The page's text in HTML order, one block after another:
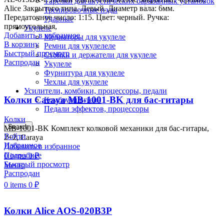
Тренировочные пэды
Ударные
Укулеле
Медиаторы для укулеле
Ремни для укулелеле
Стойки и держатели для укулеле
Укулеле
Фурнитура для укулеле
Чехлы для укулеле
Усилители, комбики, процессоры, педали
Комбоусилители
Педали эффектов, процессоры
Search
Войти
Избранное
0items 0₽
Меню
0 items 0 ₽
Alice Закрытого типа. Левый. Диаметр вала: 6мм.
Передаточное число: 1:15. Цвет: черный. Ручка:
прямоугольная,
Добавить в избранное
В корзину
Быстрый просмотр
Распродан
Колки Caraya MB-1001-BK для бас-гитары
Колки
MB-1001-BK Комплект колковой механики для бас-гитары,
2+2, Caraya
Добавить в избранное
Подробнее
Быстрый просмотр
Распродан
Колки Alice AOS-020B3P